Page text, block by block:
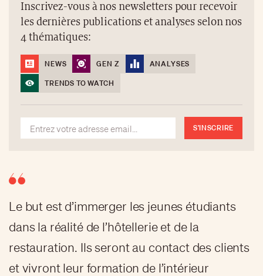
Inscrivez-vous à nos newsletters pour recevoir
les dernières publications et analyses selon nos
4 thématiques:
NEWS GEN Z
ANALYSES
TRENDS TO WATCH
S'INSCRIRE
Le but est d’immerger les jeunes étudiants
dans la réalité de l’hôtellerie et de la
restauration. Ils seront au contact des clients
et vivront leur formation de l’intérieur